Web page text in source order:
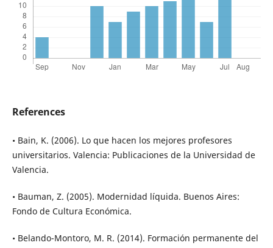
References
• Bain, K. (2006). Lo que hacen los mejores profesores
universitarios. Valencia: Publicaciones de la Universidad de
Valencia.
• Bauman, Z. (2005). Modernidad líquida. Buenos Aires:
Fondo de Cultura Económica.
• Belando-Montoro, M. R. (2014). Formación permanente del